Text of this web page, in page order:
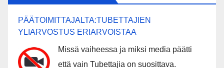
PÄÄTOIMITTAJALTA:TUBETTAJIEN
YLIARVOSTUS ERIARVOISTAA
Missä vaiheessa ja miksi media päätti
että vain Tubettajia on suosittava.